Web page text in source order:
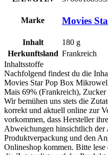
Marke Movies
Inhalt 180 g
Herkunftsland Frankreich
Inhaltsstoffe
Nachfolgend findest du die
Movies Star Pop Box
Mais 69% (Frankreich),
Wir bemühen uns stets die
korrekt und aktuell online zur
vorkommen, dass Hersteller
Abweichungen hinsichtlich der
Produktverpackung und den
Onlineshop kommen. Bitte